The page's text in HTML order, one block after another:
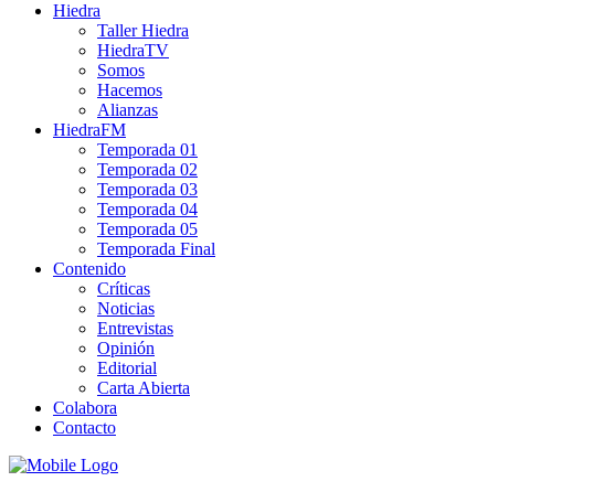
Hiedra
Taller Hiedra
HiedraTV
Somos
Hacemos
Alianzas
HiedraFM
Temporada 01
Temporada 02
Temporada 03
Temporada 04
Temporada 05
Temporada Final
Contenido
Críticas
Noticias
Entrevistas
Opinión
Editorial
Carta Abierta
Colabora
Contacto